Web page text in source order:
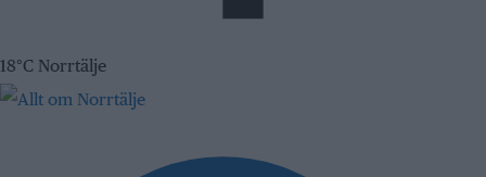
18°C Norrtälje